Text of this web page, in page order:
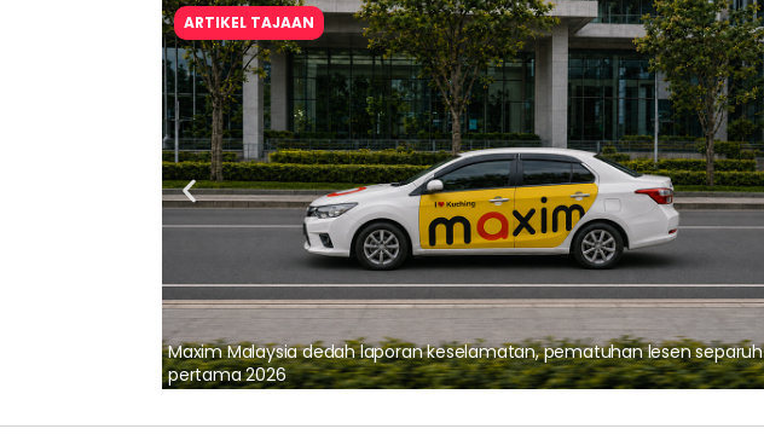
ARTIKEL TAJAAN
Maxim Malaysia dedah laporan keselamatan, pematuhan lesen separuh
pertama 2026